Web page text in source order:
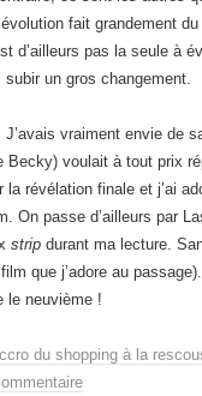
fait grandement
d’ailleurs pas la seule à
un gros changement.
J’avais vraiment envie de
voulait à tout prix
révélation finale et j’ai
On passe d’ailleurs par
strip durant ma lecture.
que j’adore au
le neuvième !
du shopping à la